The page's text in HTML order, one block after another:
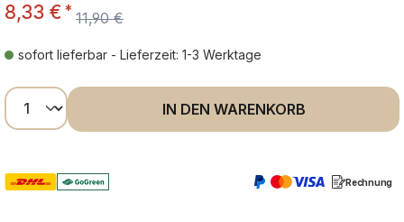
8,33 € * 11,90 €
sofort lieferbar - Lieferzeit: 1-3 Werktage
Produkt Anzahl: Gib den gewünschten
IN DEN WARENKORB
Rechnung